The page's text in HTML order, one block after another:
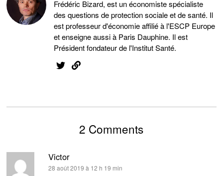
Frédéric Bizard, est un économiste spécialiste
des questions de protection sociale et de santé. Il
est professeur d'économie affilié à l'ESCP Europe
et enseigne aussi à Paris Dauphine. Il est
Président fondateur de l'Institut Santé.
2 Comments
Victor
dit :
28 août 2019 à 12 h 19 min